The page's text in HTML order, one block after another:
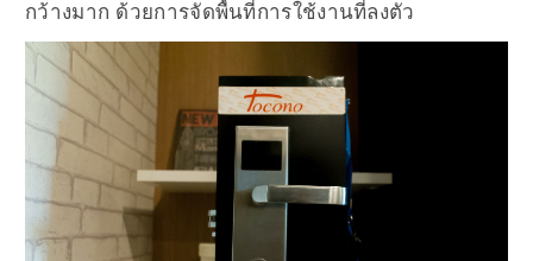
กว้างมาก ด้วยการจัดพื้นที่การใช้งานที่ลงตัว